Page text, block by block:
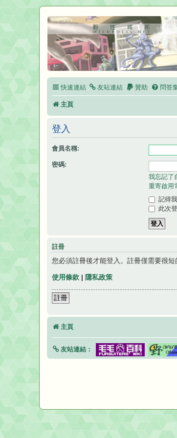
快速連結 友站連結 贊助 問答
主頁
登入
會員名稱:
密碼:
我忘記了
重寄啟用
記得我
此次
註冊
您必須註冊後才能登入。註冊僅需要很
使用條款 | 隱私政策
註冊
主頁
友站連結：